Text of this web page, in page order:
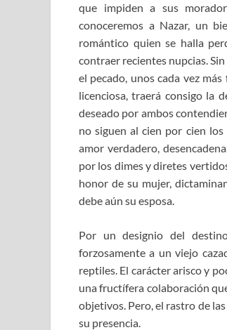
que impiden a sus
conoceremos a Nazar, un
romántico quien se halla
contraer recientes nupcias.
el pecado, unos cada vez
licenciosa, traerá consigo la
deseado por ambos
no siguen al cien por cien
amor verdadero,
por los dimes y diretes
honor de su mujer,
debe aún su esposa.
Por un designio del
forzosamente a un viejo
reptiles. El carácter arisco y
una fructífera colaboración
objetivos. Pero, el rastro de
su presencia.